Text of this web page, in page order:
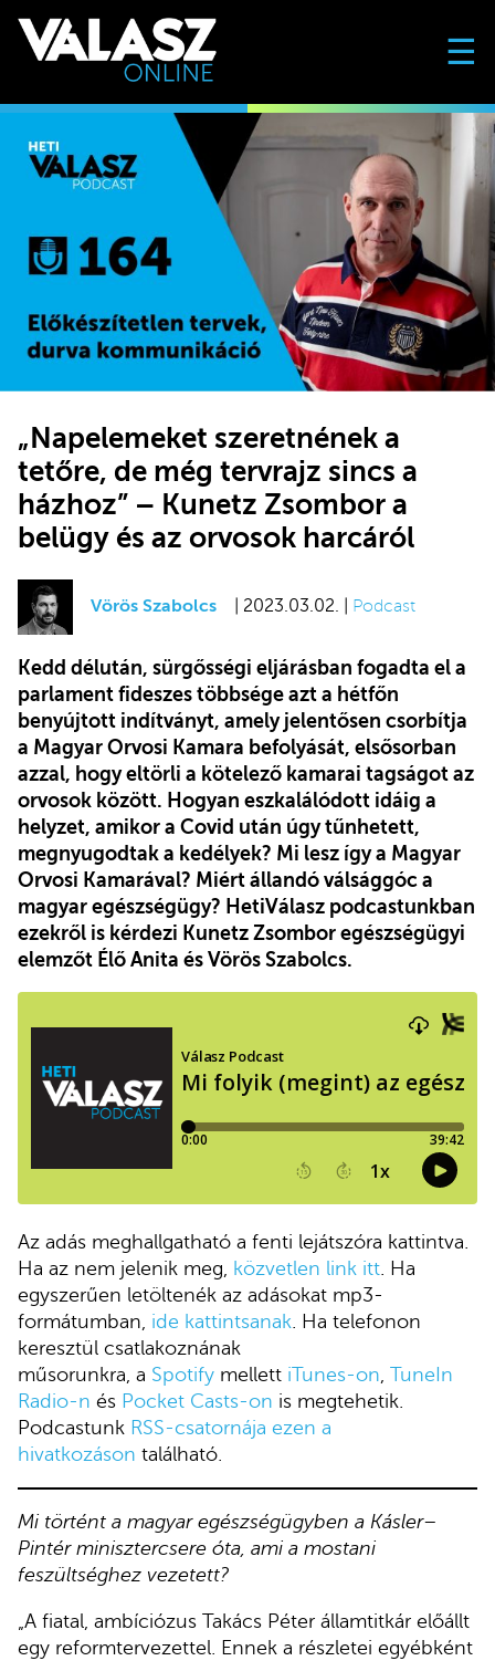
☰
„Napelemeket szeretnének a
tetőre, de még tervrajz sincs a
házhoz” – Kunetz Zsombor a
belügy és az orvosok harcáról
Vörös Szabolcs | 2023.03.02. | Podcast
Kedd délután, sürgősségi eljárásban fogadta el a
parlament fideszes többsége azt a hétfőn
benyújtott indítványt, amely jelentősen csorbítja
a Magyar Orvosi Kamara befolyását, elsősorban
azzal, hogy eltörli a kötelező kamarai tagságot az
orvosok között. Hogyan eszkalálódott idáig a
helyzet, amikor a Covid után úgy tűnhetett,
megnyugodtak a kedélyek? Mi lesz így a Magyar
Orvosi Kamarával? Miért állandó válsággóc a
magyar egészségügy? HetiVálasz podcastunkban
ezekről is kérdezi Kunetz Zsombor egészségügyi
elemzőt Élő Anita és Vörös Szabolcs.
Az adás meghallgatható a fenti lejátszóra kattintva.
Ha az nem jelenik meg, közvetlen link itt. Ha
egyszerűen letöltenék az adásokat mp3-
formátumban, ide kattintsanak. Ha telefonon
keresztül csatlakoznának
műsorunkra, a Spotify mellett iTunes-on, TuneIn
Radio-n és Pocket Casts-on is megtehetik.
Podcastunk RSS-csatornája ezen a
hivatkozáson található.
Mi történt a magyar egészségügyben a Kásler–
Pintér minisztercsere óta, ami a mostani
feszültséghez vezetett?
„A fiatal, ambíciózus Takács Péter államtitkár előállt
egy reformtervezettel. Ennek a részletei egyébként